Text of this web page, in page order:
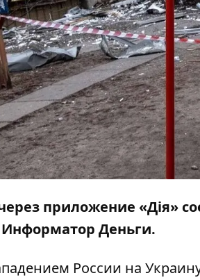
приложение «Дія»
Информатор Деньги.
России на